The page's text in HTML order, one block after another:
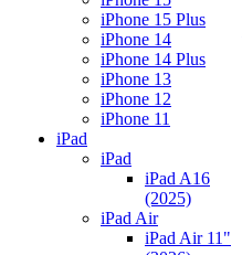
iPhone 15 Plus
iPhone 14
iPhone 14 Plus
iPhone 13
iPhone 12
iPhone 11
iPad
iPad
iPad A16
(2025)
iPad Air
iPad Air 11"